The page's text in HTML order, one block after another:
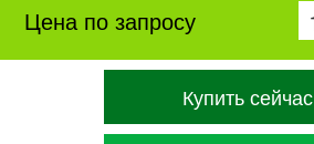
Цена по запросу
Купить сейчас